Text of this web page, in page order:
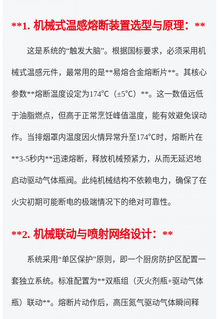
**1. 机械式温感熔断装置选型与原理：**
这是系统的“触发大脑”。根据国标要求，必须采用机
械式温感元件，最常用的是**易熔合金熔断片**。其核心
参数**熔断温度设定为174℃（±5℃）**。这一数值远低
于油脂燃点，但高于正常烹饪峰值温度，能有效避免误动
作。当排烟罩内温度因火情异常升至174℃时，熔断片在
**3-5秒内**迅速熔断，释放机械预紧力，从而无延迟地
启动驱动气体瓶阀。此纯机械结构不依赖电力，确保了在
火灾初期可能断电的极端情况下的绝对可靠性。
**2. 机械联动与喷射网络设计：**
系统采用“单区保护”原则，即一个厨房防护区配置一
套独立系统。标准配置为**双瓶组（灭火剂瓶+驱动气体
瓶）联动**。熔断片动作后，高压氮气驱动气体瞬间释